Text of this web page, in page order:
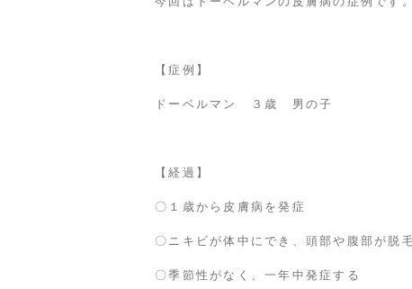
【症例】
ドーベルマン ３歳 男の子
【経過】
〇１歳から皮膚病を発症
〇ニキビが体中にでき、頭部や腹部が脱
〇季節性がなく、一年中発症する